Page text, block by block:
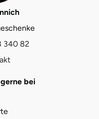
340 82
bei